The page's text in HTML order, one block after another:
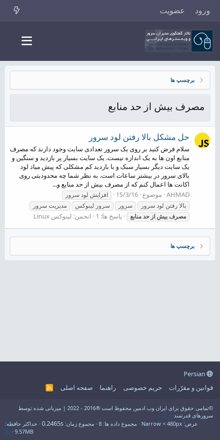
ورود عضویت
برچسپ ها
مصرف بیش از حد منابع
حل مشکل بالا رفتن لود سرور
سلام فرض کنید بر روی یک سرور تعدادی سایت وجود دارند که مصرف
منابع اون ها به یک اندازه نیست. یک سایت بسیار پر بازدید و سنگین و
یک سایت دیگر بسیار سبک و با بازدید کم مشکلی که پیش میاد لود
بالای سرور در بیشتر ساعات است. به نظر شما چه محدودیتی روی
اکانت ها اعمال کنم که از مصرف بیش از حد منابع و...
AHMAD موضوع 15/3/16
افزایش لود سرور
بالا رفتن لود سرور
سرور سرور لینوکس
مدیریت سرور
مصرفبیشاز حدمنابع پاسخ ها: 1 انجمن: لینوکس Linux
برچسپ ها
قوانین و مقرّرات
حریم خصوصی راهنما صفحه اصلی
R
©تمامی حقوق برای ایران وب ادمین محفوظ است ®2016 - 2022 | میزبانی شده توسط
سرورهای قدرتمند فراسو
عرض
مجموع داده ها 8 مجموع زمان 0.2465s
حداکثر حافظه
9.57MB